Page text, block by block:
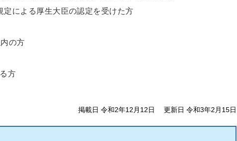
による厚生大臣の認定を受けた方
の方
方
掲載日 令和2年12月12日 更新日 令和3年2月15日